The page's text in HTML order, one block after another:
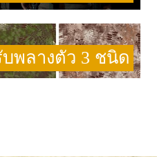
พลางตัว 3 ชนิด